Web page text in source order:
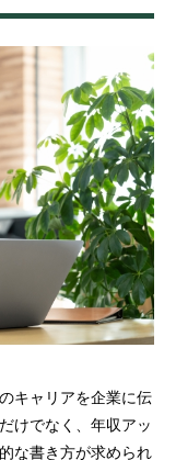
キャリアを企業に伝
けでなく、年収アッ
な書き方が求められ